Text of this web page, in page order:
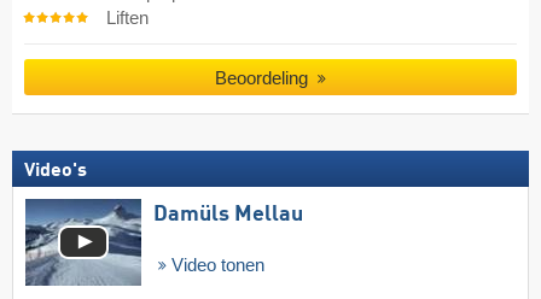
Liften
Beoordeling
Video's
Damüls Mellau
Video tonen